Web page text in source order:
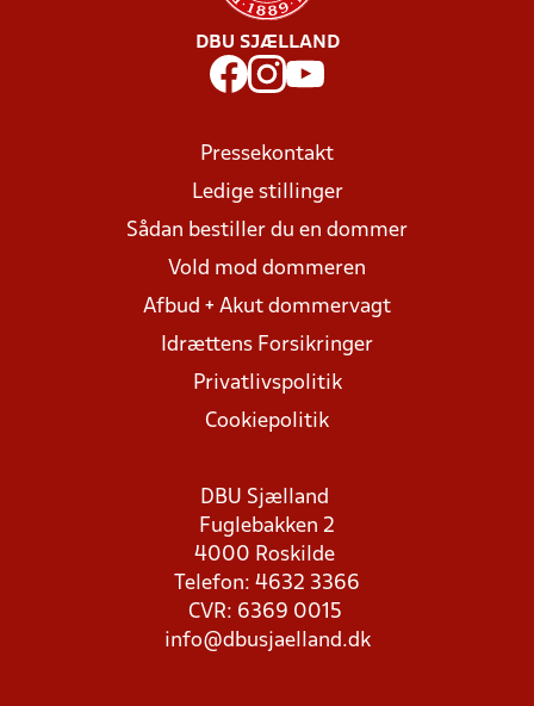
DBU SJÆLLAND
Pressekontakt
Ledige stillinger
Sådan bestiller du en dommer
Vold mod dommeren
Afbud + Akut dommervagt
Idrættens Forsikringer
Privatlivspolitik
Cookiepolitik
DBU Sjælland
Fuglebakken 2
4000 Roskilde
Telefon: 4632 3366
CVR: 6369 0015
info@dbusjaelland.dk